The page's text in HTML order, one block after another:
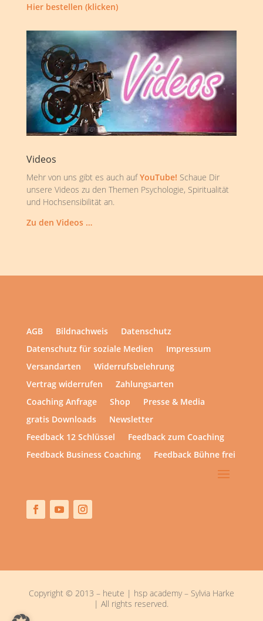
Hier bestellen (klicken)
Videos
Mehr von uns gibt es auch aufYouTube! Schaue Dir
unsere Videos zu den Themen Psychologie, Spiritualität
und Hochsensibilität an.
Zu den Videos …
AGB Bildnachweis
Datenschutz
Datenschutz für soziale Medien
Impressum
Versandarten
Widerrufsbelehrung
Vertrag widerrufen
Zahlungsarten
Coaching Anfrage
Shop
Presse & Media
gratis Downloads
Newsletter
Feedback 12 Schlüssel
Feedback zum Coaching
Feedback Business Coaching
Feedback Bühne frei
Copyright © 2013 – heute | hsp academy – Sylvia Harke
| All rights reserved.